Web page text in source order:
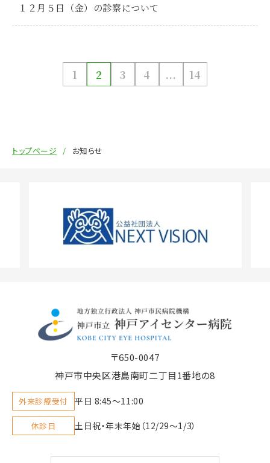
１２月５日（金）の診察について
1 2 3 4 ... 14
トップページ お知らせ
〒650-0047
神戸市中央区港島南町二丁目1番地の8
外来診療受付 平日 8:45〜11:00
休診日 土日祝・年末年始（12/29～1/3）